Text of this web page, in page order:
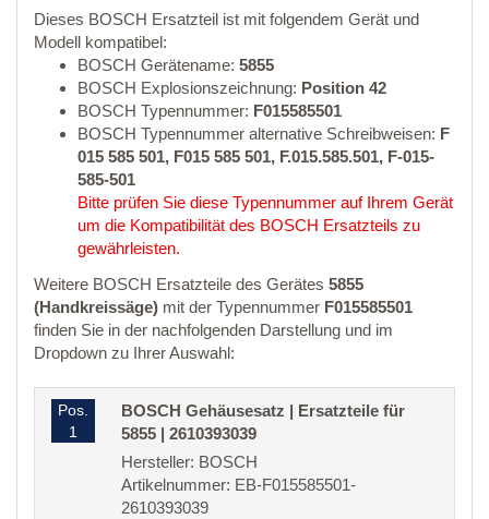
Dieses BOSCH Ersatzteil ist mit folgendem Gerät und
Modell kompatibel:
BOSCH Gerätename: 5855
BOSCH Explosionszeichnung: Position 42
BOSCH Typennummer: F015585501
BOSCH Typennummer alternative Schreibweisen: F
015 585 501, F015 585 501, F.015.585.501, F-015-
585-501
Bitte prüfen Sie diese Typennummer auf Ihrem Gerät
um die Kompatibilität des BOSCH Ersatzteils zu
gewährleisten.
Weitere BOSCH Ersatzteile des Gerätes 5855
(Handkreissäge) mit der Typennummer F015585501
finden Sie in der nachfolgenden Darstellung und im
Dropdown zu Ihrer Auswahl:
Pos.
1
BOSCH Gehäusesatz | Ersatzteile für
5855 | 2610393039
Hersteller: BOSCH
Artikelnummer: EB-F015585501-
2610393039